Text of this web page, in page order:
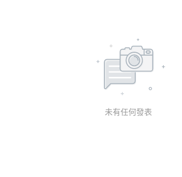
未有任何發表